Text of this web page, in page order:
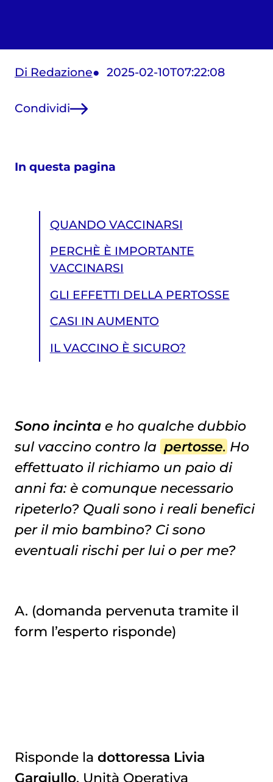
Di Redazione 2025-02-10T07:22:08
Condividi
In questa pagina
QUANDO VACCINARSI
PERCHÈ È IMPORTANTE
VACCINARSI
GLI EFFETTI DELLA PERTOSSE
CASI IN AUMENTO
IL VACCINO È SICURO?
IL VACCINO È SICURO?
Sono incintae ho qualche dubbio
sul vaccino contro la pertosse. Ho
effettuato il richiamo un paio di
anni fa: è comunque necessario
ripeterlo? Quali sono i reali benefici
per il mio bambino? Ci sono
eventuali rischi per lui o per me?
A. (domanda pervenuta tramite il
form l’esperto risponde)
Risponde la dottoressa Livia
Gargiullo, Unità Operativa